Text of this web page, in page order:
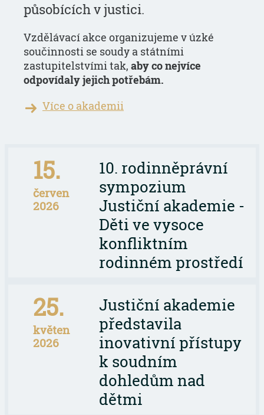
působících v justici.
Vzdělávací akce organizujeme v úzké
součinnosti se soudy a státními
zastupitelstvími tak, aby co nejvíce
odpovídaly jejich potřebám.
Více o akademii
15.
červen
2026
10. rodinněprávní
sympozium
Justiční akademie -
Děti ve vysoce
konfliktním
rodinném prostředí
25.
květen
2026
Justiční akademie
představila
inovativní přístupy
k soudním
dohledům nad
dětmi